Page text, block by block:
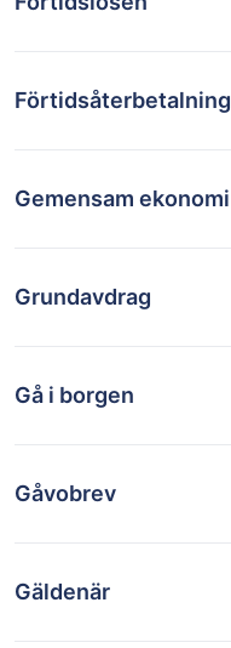
Förtidsåterbetalning
Gemensam ekonomi
Grundavdrag
Gå i borgen
Gåvobrev
Gäldenär